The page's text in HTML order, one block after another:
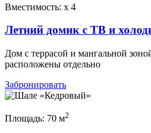
Вместимость: x 4
Летний домик с ТВ и
Дом с террасой и мангальной
расположены отдельно
Забронировать
Площадь: 70 м2